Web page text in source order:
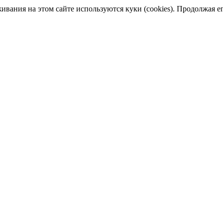
на этом сайте используются куки (cookies). Продолжая